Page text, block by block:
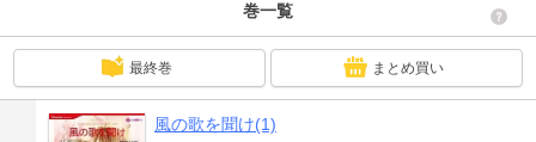
巻一覧
最終巻 まとめ買い
風の歌を聞け(1)